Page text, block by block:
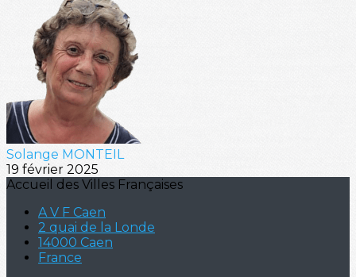
Solange MONTEIL
19 février 2025
Accueil des Villes Françaises
A V F Caen
2 quai de la Londe
14000 Caen
France